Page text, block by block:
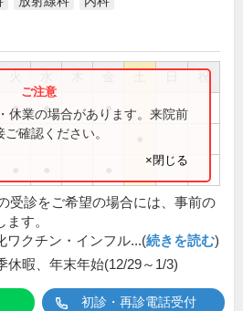
祝
● ● ●
休業の場合があります。来院前
確認ください。
×閉じる
受診をご希望の場合には、事前の
す。
ワクチン・インフル...(続きを読む)
休暇、年末年始(12/29～1/3)
初診・再診電話受付